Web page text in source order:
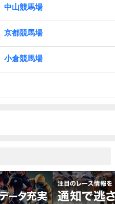
中山競馬場
京都競馬場
小倉競馬場